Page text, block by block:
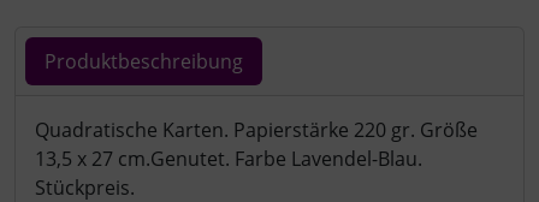
Produktbeschreibung
Produktbeschreibung
Quadratische Karten. Papierstärke 220 gr. Größe
13,5 x 27 cm.Genutet. Farbe Lavendel-Blau.
Stückpreis.